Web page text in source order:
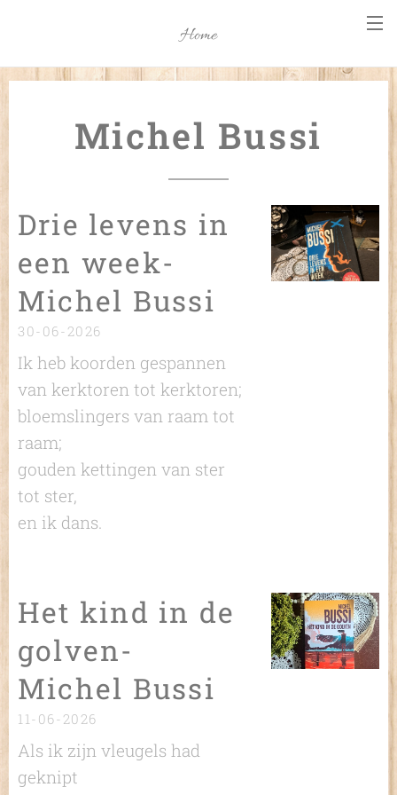
Home
Michel Bussi
Drie levens in
een week-
Michel Bussi
30-06-2026
Ik heb koorden gespannen
van kerktoren tot kerktoren;
bloemslingers van raam tot
raam;
gouden kettingen van ster
tot ster,
en ik dans.
Het kind in de
golven-
Michel Bussi
11-06-2026
Als ik zijn vleugels had
geknipt